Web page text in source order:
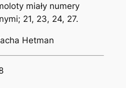
miały numery
21, 23, 24, 27.
Hetman